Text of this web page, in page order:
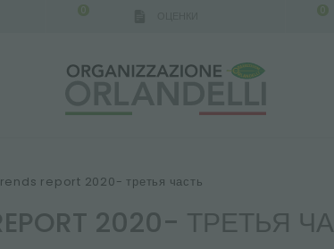
0 0
report 2020- третья часть
2020- ТРЕТЬЯ